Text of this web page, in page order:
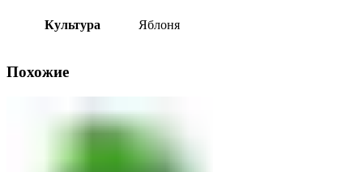
Культура Яблоня
Похожие